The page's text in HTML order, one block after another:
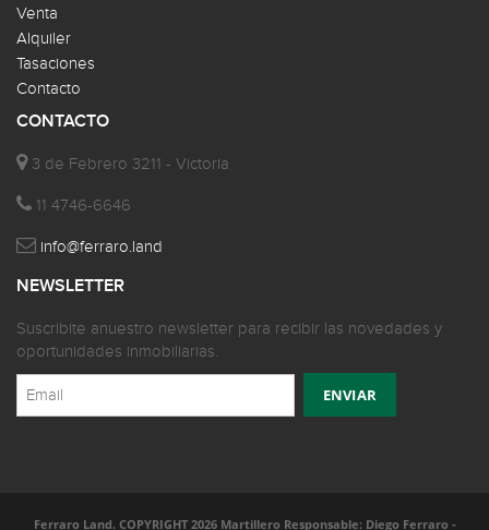
Venta
Alquiler
Tasaciones
Contacto
CONTACTO
3 de Febrero 3211 - Victoria
11 4746-6646
info@ferraro.land
NEWSLETTER
Suscribite anuestro newsletter para recibir las novedades y
oportunidades inmobiliarias.
Ferraro Land. COPYRIGHT 2026 Martillero Responsable: Diego Ferraro -